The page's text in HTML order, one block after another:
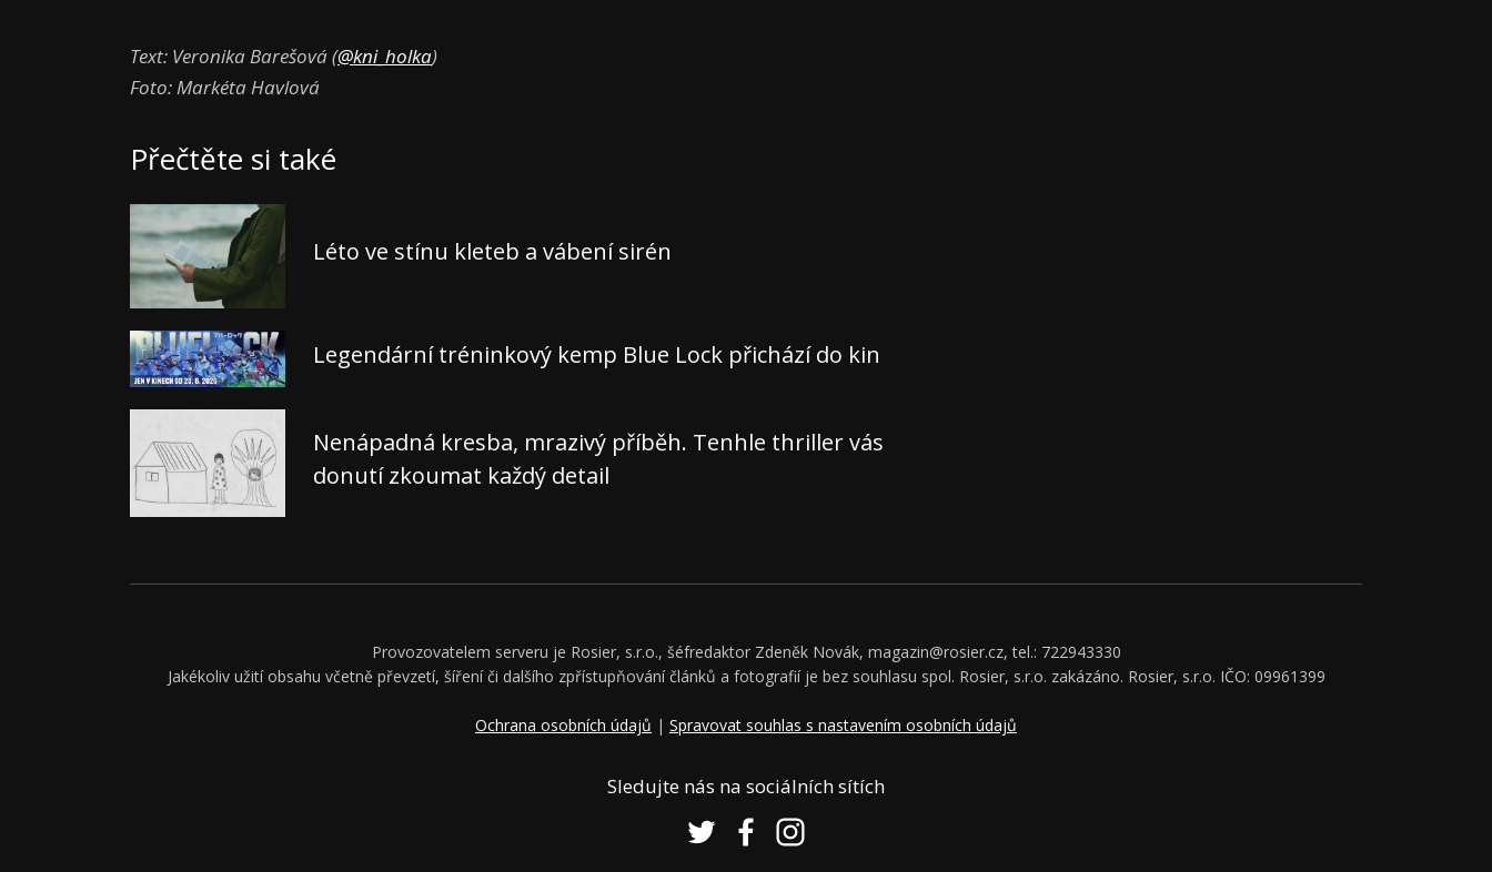
Text: Veronika Barešová (@kni_holka)
Foto: Markéta Havlová
Přečtěte si také
Léto ve stínu kleteb a vábení sirén
Legendární tréninkový kemp Blue Lock přichází do kin
Nenápadná kresba, mrazivý příběh. Tenhle thriller vás
donutí zkoumat každý detail
Provozovatelem serveru je Rosier, s.r.o., šéfredaktor Zdeněk Novák, magazin@rosier.cz, tel.: 722943330
Jakékoliv užití obsahu včetně převzetí, šíření či dalšího zpřístupňování článků a fotografií je bez souhlasu spol. Rosier, s.r.o. zakázáno. Rosier, s.r.o. IČO: 09961399
Ochrana osobních údajů | Spravovat souhlas s nastavením osobních údajů
Sledujte nás na sociálních sítích